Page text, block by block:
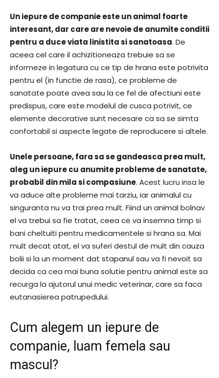
Un iepure de companie este un animal foarte
interesant, dar care are nevoie de anumite conditii
pentru a duce viata linistita si sanatoasa. De
aceea cel care il achizitioneaza trebuie sa se
informeze in legatura cu ce tip de hrana este potrivita
pentru el (in functie de rasa), ce probleme de
sanatate poate avea sau la ce fel de afectiuni este
predispus, care este modelul de cusca potrivit, ce
elemente decorative sunt necesare ca sa se simta
confortabil si aspecte legate de reproducere si altele.
Unele persoane, fara sa se gandeasca prea mult,
aleg un iepure cu anumite probleme de sanatate,
probabil din mila si compasiune. Acest lucru insa le
va aduce alte probleme mai tarziu, iar animalul cu
singuranta nu va trai prea mult. Fiind un animal bolnav
el va trebui sa fie tratat, ceea ce va insemna timp si
bani cheltuiti pentru medicamentele si hrana sa. Mai
mult decat atat, el va suferi destul de mult din cauza
bolii si la un moment dat stapanul sau va fi nevoit sa
decida ca cea mai buna solutie pentru animal este sa
recurga la ajutorul unui medic veterinar, care sa faca
eutanasierea patrupedului.
Cum alegem un iepure de
companie, luam femela sau
mascul?